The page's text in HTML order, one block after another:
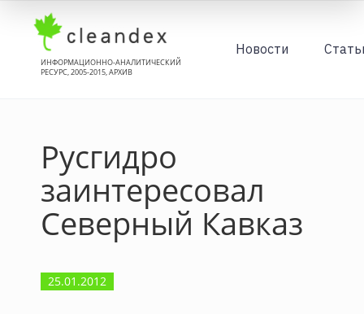
ИНФОРМАЦИОННО-АНАЛИТИЧЕСКИЙ
РЕСУРС, 2005-2015, АРХИВ
Новости
Русгидро
заинтересовал
Северный Кавказ
25.01.2012